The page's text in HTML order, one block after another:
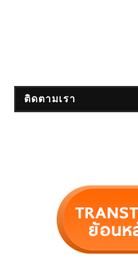
ติดตามเรา